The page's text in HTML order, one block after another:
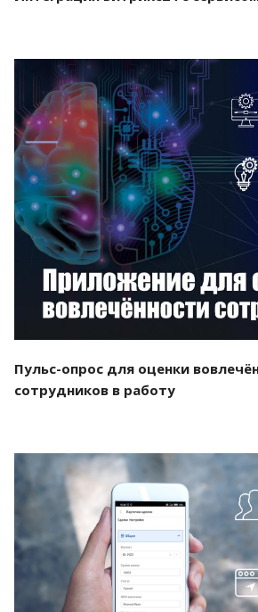
Смотреть проект
Пульс-опрос для оценки
сотрудников в работу
Смотреть проект